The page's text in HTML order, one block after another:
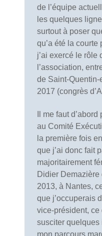
de l’équipe
les quelques
surtout à poser
qu’a été la
j’ai exercé le rôle
l’association,
de Saint-
2017 (congrès
Il me faut
au Comité
la première fois
que j’ai donc fait
majoritairement
Didier Demazière
2013, à Nantes,
que j’occuperais
vice-président, ce
susciter
mon parcours